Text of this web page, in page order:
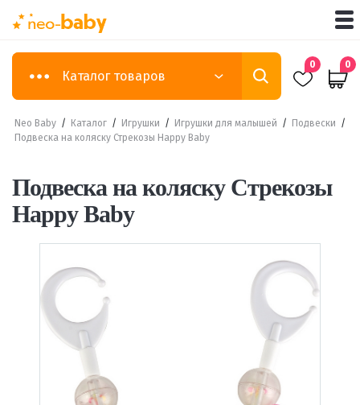
Каталог товаров
0 0
Neo Baby / Каталог / Игрушки / Игрушки для малышей / Подвески /
Подвеска на коляску Стрекозы Happy Baby
Подвеска на коляску Стрекозы
Happy Baby